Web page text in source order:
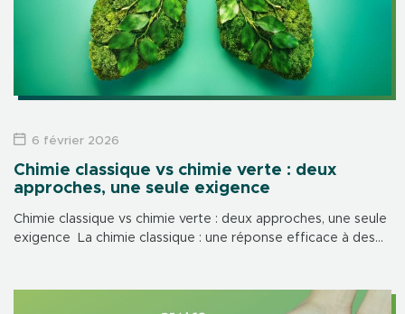
Chimie classique vs chimie verte : deux
approches, une seule exigence
Chimie classique vs chimie verte : deux approches, une seule
exigence La chimie classique : une réponse efficace à des
6 février 2026